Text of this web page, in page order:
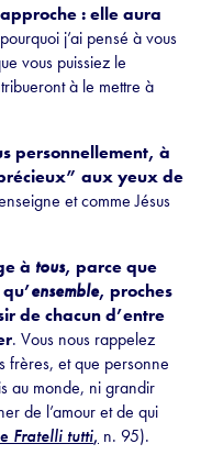
: elle aura
j’ai pensé à vous
vous puissiez le
à le mettre à
personnellement, à
aux yeux de
et comme Jésus
à tous, parce que
ensemble, proches
de chacun d’entre
. Vous nous rappelez
frères, et que personne
au monde, ni grandir
de l’amour et de qui
Fratelli tutti, n. 95).